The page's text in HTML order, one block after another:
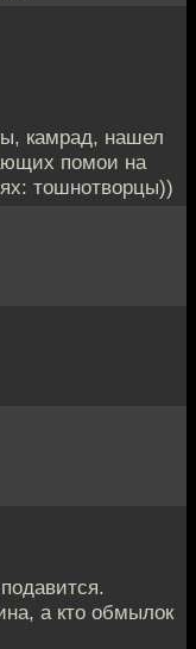
камрад, нашел
помои на
тошнотворцы))
а кто обмылок